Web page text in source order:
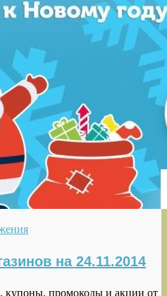
на 24.11.2014
купоны, промокоды и акции от